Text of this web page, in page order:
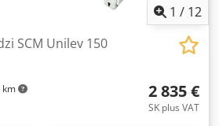
1 / 12
km
SCM Unilev 150
2 835 €
SK plus VAT